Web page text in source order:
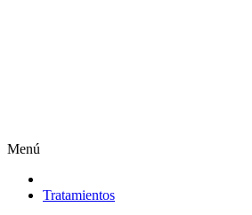
Menú
Tratamientos